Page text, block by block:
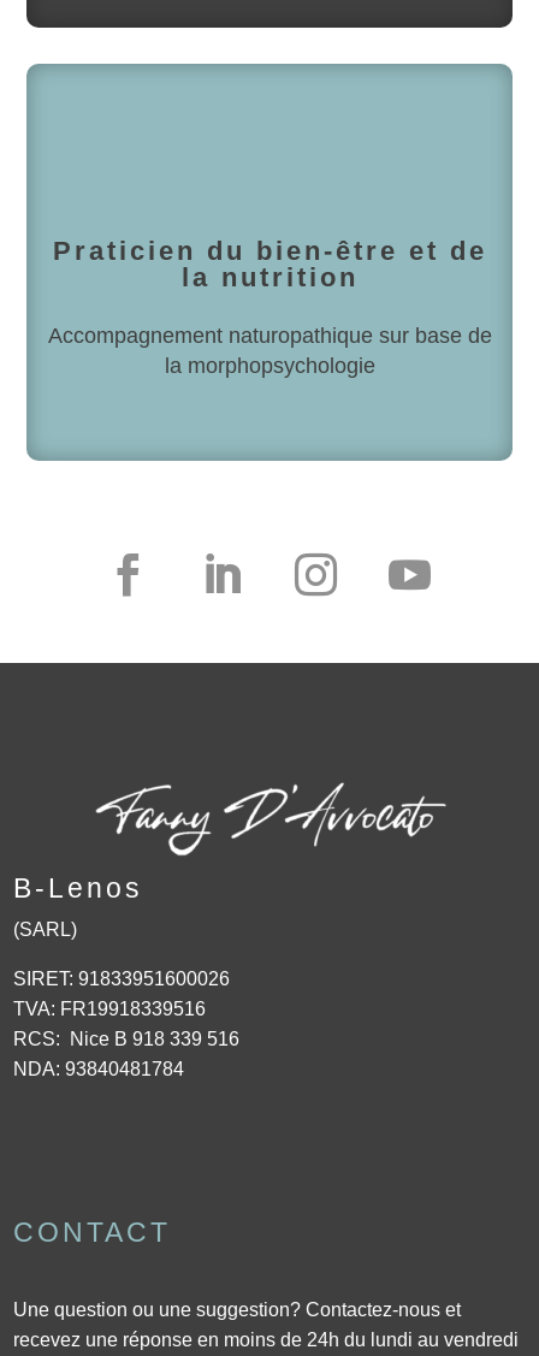
Praticien du bien-être et de
la nutrition
Accompagnement naturopathique sur base de
la morphopsychologie
B-Lenos
(SARL)
SIRET:91833951600026
TVA: FR19918339516
RCS: Nice B 918 339 516
NDA: 93840481784
CONTACT
Une question ou une suggestion? Contactez-nous et
recevez une réponse en moins de 24h du lundi au vendredi